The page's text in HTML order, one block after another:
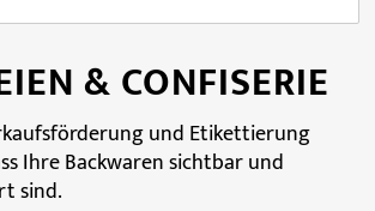
& CONFISERIE
und Etikettierung
Ihre Backwaren sichtbar und
sind.